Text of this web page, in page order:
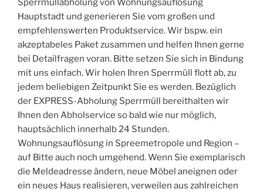
Hauptstadt und generieren Sie vom großen und
empfehlenswerten Produktservice. Wir bspw. ein
akzeptabeles Paket zusammen und helfen Ihnen gerne
bei Detailfragen voran. Bitte setzen Sie sich in Bindung
mit uns einfach. Wir holen Ihren Sperrmüll flott ab, zu
jedem beliebigen Zeitpunkt Sie es werden. Bezüglich
der EXPRESS-Abholung Sperrmüll bereithalten wir
Ihnen den Abholservice so bald wie nur möglich,
hauptsächlich innerhalb 24 Stunden.
Wohnungsauflösung in Spreemetropole und Region –
auf Bitte auch noch umgehend. Wenn Sie exemplarisch
die Meldeadresse ändern, neue Möbel aneignen oder
ein neues Haus realisieren, verweilen aus zahlreichen